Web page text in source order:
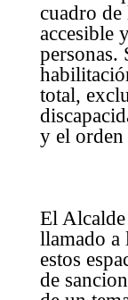
cuadro de
accesible
personas.
total,
y el
El
llamado a
estos
de